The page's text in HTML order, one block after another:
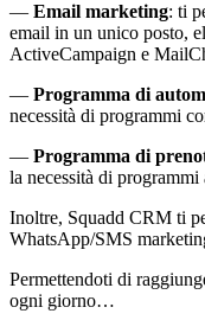
— Email marketing: ti
email in un unico posto,
ActiveCampaign e
— Programma di
necessità di programmi
— Programma di
la necessità di
Inoltre, Squadd CRM ti
WhatsApp/SMS
Permettendoti di
ogni giorno…